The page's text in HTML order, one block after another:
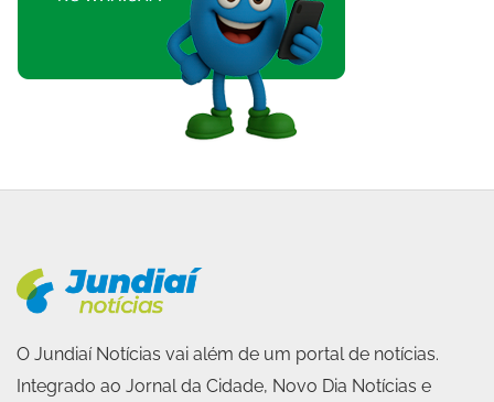
O Jundiaí Notícias vai além de um portal de notícias.
Integrado ao Jornal da Cidade, Novo Dia Notícias e